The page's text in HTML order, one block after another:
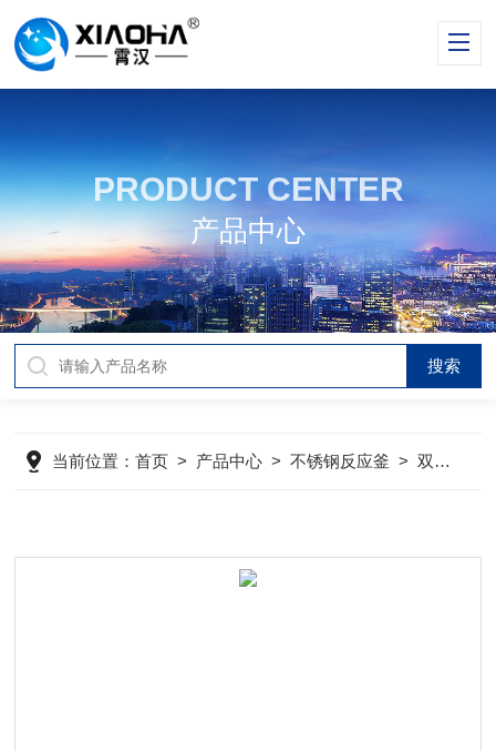
PRODUCT CENTER
产品中心
当前位置：首页 > 产品中心 >不锈钢反应釜 >双层不锈钢反应釜